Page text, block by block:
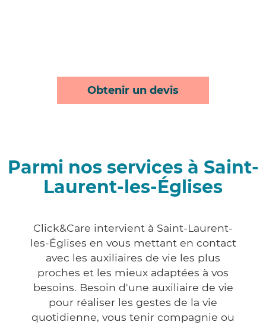
Obtenir un devis
Parmi nos services à Saint-
Laurent-les-Églises
Click&Care intervient à Saint-Laurent-
les-Églises en vous mettant en contact
avec les auxiliaires de vie les plus
proches et les mieux adaptées à vos
besoins. Besoin d'une auxiliaire de vie
pour réaliser les gestes de la vie
quotidienne, vous tenir compagnie ou